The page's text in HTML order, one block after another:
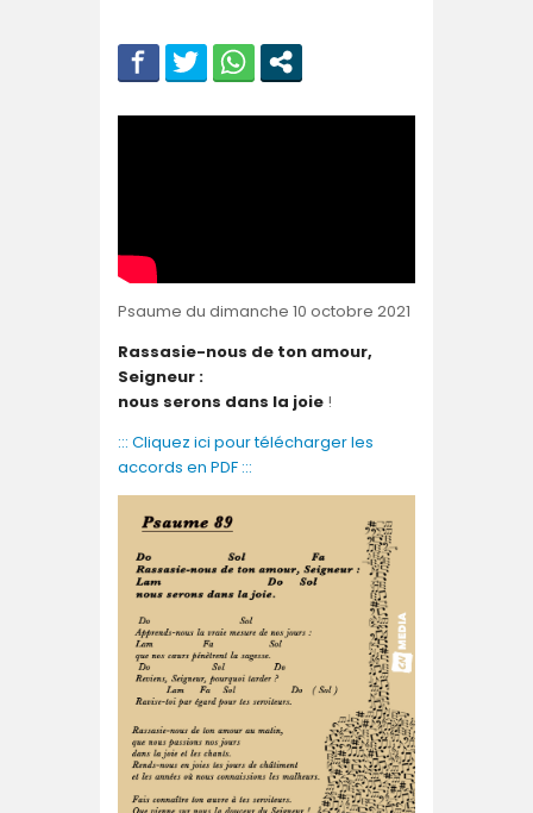
Psaume du dimanche 10 octobre 2021
Rassasie-nous de ton amour,
Seigneur :
nous serons dans la joie !
::: Cliquez ici pour télécharger les
accords en PDF :::